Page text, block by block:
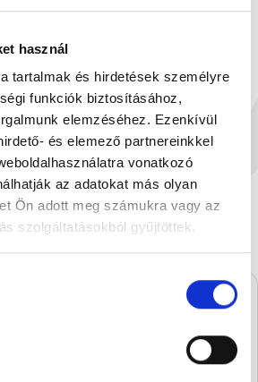
használ
tartalmak és hirdetések személyre
funkciók biztosításához,
elemzéséhez. Ezenkívül
és elemező partnereinkkel
vonatkozó
az adatokat más olyan
Ön adott meg számukra vagy az
szolgáltatásokból gyűjtöttek.
30g
g
Ft
Budapest